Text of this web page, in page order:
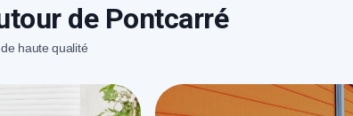
de Pontcarré
haute qualité